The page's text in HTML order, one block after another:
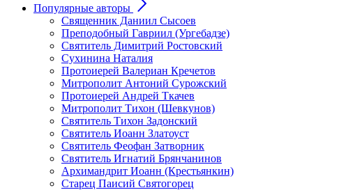
Популярные авторы
Священник Даниил Сысоев
Преподобный Гавриил (Ургебадзе)
Святитель Димитрий Ростовский
Сухинина Наталия
Протоиерей Валериан Кречетов
Митрополит Антоний Сурожский
Протоиерей Андрей Ткачев
Митрополит Тихон (Шевкунов)
Святитель Тихон Задонский
Святитель Иоанн Златоуст
Cвятитель Феофан Затворник
Святитель Игнатий Брянчанинов
Архимандрит Иоанн (Крестьянкин)
Старец Паисий Святогорец